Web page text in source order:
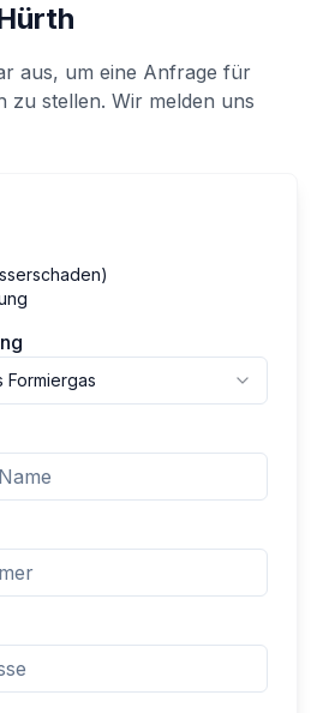
aus, um eine Anfrage für
zu stellen. Wir melden uns
Formiergas